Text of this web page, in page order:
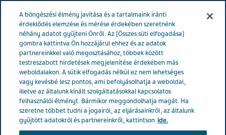
Magyarország Betegeknek Lázcsillapítás
Hűtőfürdő: így kell
helyesen alkalmazni
A böngészési élmény javítása és a tartalmaink iránti
érdeklődés elemzése és mérése érdekében szeretnénk
néhány adatot gyűjteni Önről. Az [Összes süti elfogadása]
gombra kattintva Ön hozzájárul ehhez és az adatok
partnereinkkel való megosztásához, többek között
testreszabott hirdetések megjelenítése érdekében más
weboldalakon. A sütik elfogadás nélkül ez nem lehetséges
vagy kevésbé lesz pontos, ami befolyásolhatja a weboldal,
illetve az általunk kínált szolgáltatásokkal kapcsolatos
felhasználói élményt. Bármikor meggondolhatja magát. Ha
szeretne többet tudni a jogairól, az eljárásainkról, az általunk
gyűjtött adatokról és partnereinkről, kattintson ide.